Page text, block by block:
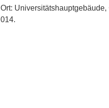
Ort:
014.